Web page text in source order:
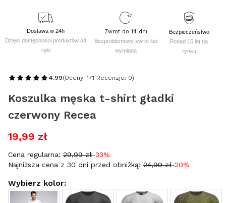
Dostawa w 24h
Dzięki dostępności produktów od
ręki
Zwrot do 14 dni
Bezproblemowy zwrot lub
wymiana
Bezpieczeństwo
Ponad 15 lat na
rynku
4.99(Oceny: 171 Recenzje: 0)
Koszulka męska t-shirt gładki
czerwony Recea
19,99 zł
Cena regularna: 29,99 zł-33%
Najniższa cena z 30 dni przed obniżką: 24,99 zł-20%
Wybierz kolor: